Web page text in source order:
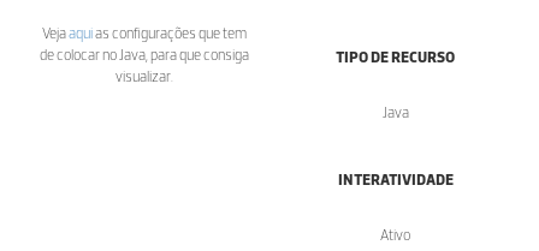
Vejaaquias configurações que tem
de colocar no Java, para que consiga
visualizar.
TIPO DE RECURSO
Java
INTERATIVIDADE
Ativo